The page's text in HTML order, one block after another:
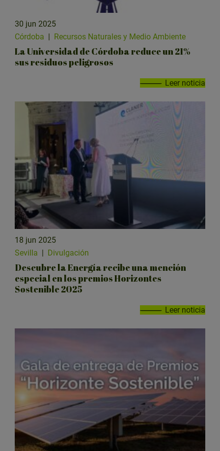
30 jun 2025
Córdoba | Recursos Naturales y Medio Ambiente
La Universidad de Córdoba reduce un 21%
sus residuos peligrosos
Leer noticia
18 jun 2025
Sevilla | Divulgación
Descubre la Energía recibe una mención
especial en los premios Horizontes
Sostenible 2025
Leer noticia